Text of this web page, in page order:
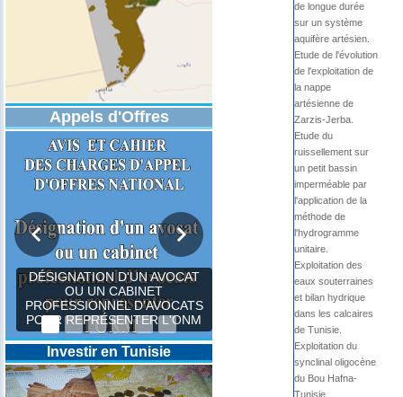
Appels d'Offres
DÉSIGNATION D'UN AVOCAT
OU UN CABINET
PROFESSIONNEL D’AVOCATS
POUR REPRÉSENTER L'ONM
Investir en Tunisie
de longue durée
sur un système
aquifère artésien.
Etude de l'évolution
de l'exploitation de
la nappe
artésienne de
Zarzis-Jerba.
Etude du
ruissellement sur
un petit bassin
imperméable par
l'application de la
méthode de
l'hydrogramme
unitaire.
Exploitation des
eaux souterraines
et bilan hydrique
dans les calcaires
de Tunisie.
Exploitation du
synclinal oligocène
du Bou Hafna-
Tunisie.